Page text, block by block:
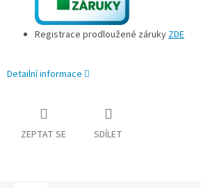
Registrace prodloužené zárukyZDE
Detailní informace
ZEPTAT SE SDÍLET